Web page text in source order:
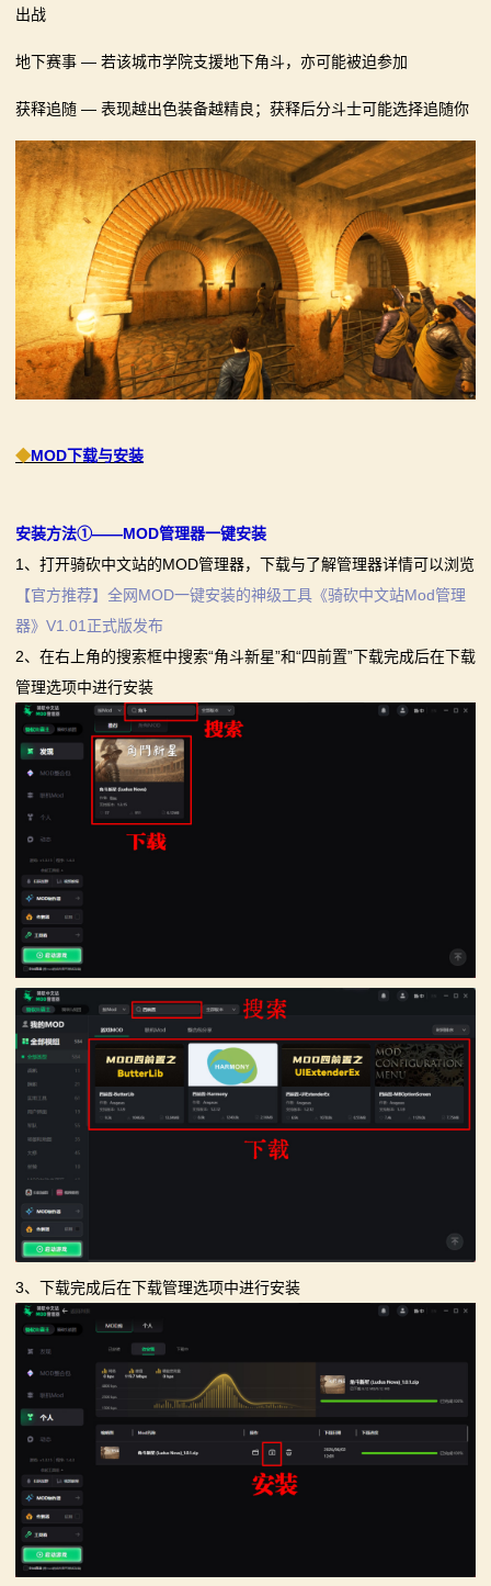
出战
地下赛事 — 若该城市学院支援地下角斗，亦可能被迫参加
获释追随 — 表现越出色装备越精良；获释后分斗士可能选择追随你
◆MOD下载与安装
安装方法①——MOD管理器一键安装
1、打开骑砍中文站的MOD管理器，下载与了解管理器详情可以浏览
【官方推荐】全网MOD一键安装的神级工具《骑砍中文站Mod管理
器》V1.01正式版发布
2、在右上角的搜索框中搜索“角斗新星”和“四前置”下载完成后在下载
管理选项中进行安装
3、下载完成后在下载管理选项中进行安装